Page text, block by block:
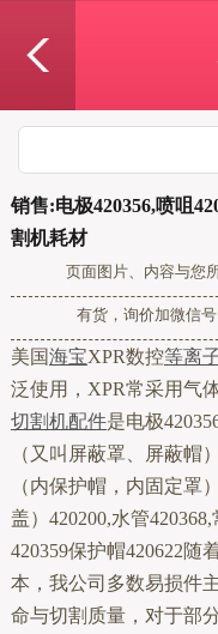
销售:电极420356,喷咀
割机耗材
页面图片、内容与您
有货，询价加微信号
美国海宝XPR数控等离
泛使用，XPR常采用气
切割机配件是电极
（又叫屏蔽罩、屏蔽帽
（内保护帽，内固定罩
盖）420200,水管
420359保护帽420622随
本，我公司多数易损件
命与切割质量，对于部